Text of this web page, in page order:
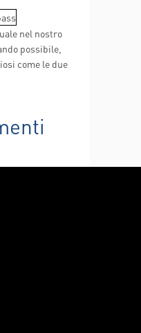
nel nostro
possibile,
come le due